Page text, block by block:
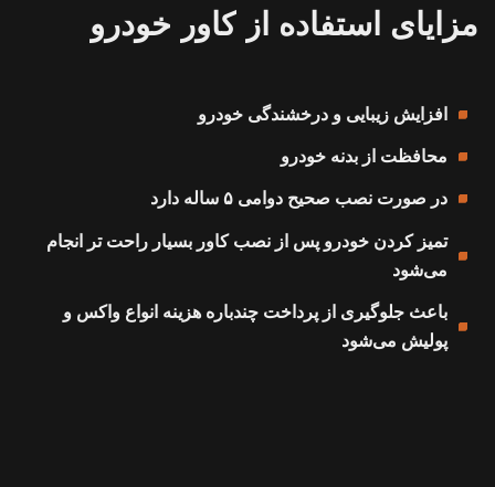
مزایای استفاده از کاور خودرو
افزایش زیبایی و درخشندگی خودرو
محافظت از بدنه خودرو
در صورت نصب صحیح دوامی ۵ ساله دارد
تمیز کردن خودرو پس از نصب کاور بسیار راحت تر انجام
می‌شود
باعث جلوگیری از پرداخت چندباره هزینه انواع واکس و
پولیش می‌شود